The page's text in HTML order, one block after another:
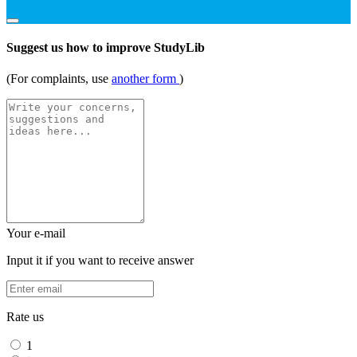
Suggest us how to improve StudyLib
(For complaints, use another form )
Your e-mail
Input it if you want to receive answer
Rate us
1